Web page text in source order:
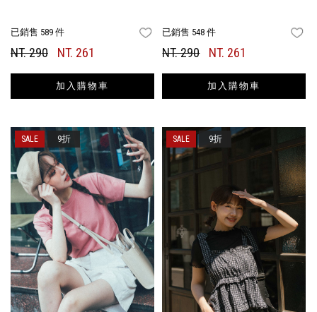
已銷售 589 件 FAVORITES
NT. 290 NT. 261
加入購物車
已銷售 548 件
NT. 290 NT. 261
加入購物車
9折 9折